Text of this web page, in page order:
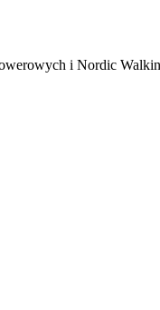
i Nordic